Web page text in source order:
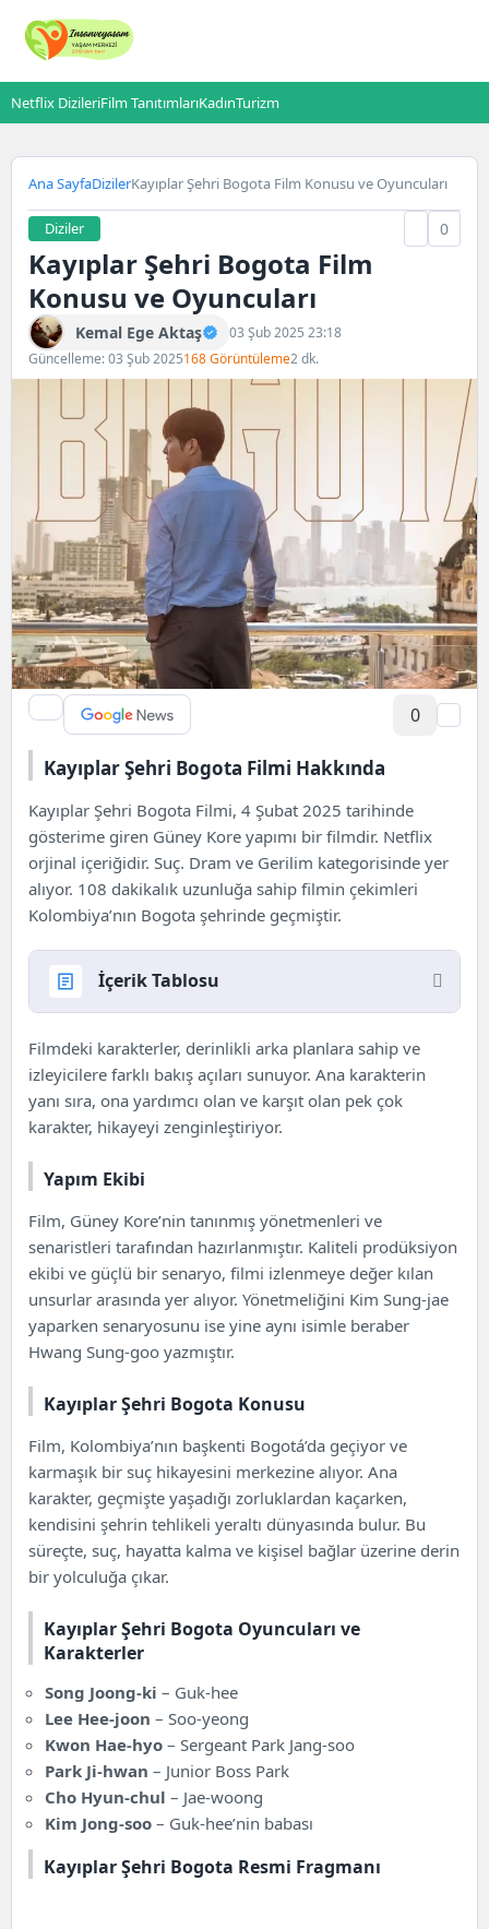
Netflix DizileriFilm TanıtımlarıKadınTurizm
Ana SayfaDizilerKayıplar Şehri Bogota Film Konusu ve Oyuncuları
Diziler 0
Kayıplar Şehri Bogota Film
Konusu ve Oyuncuları
Kemal Ege Aktaş
03 Şub 2025 23:18
Güncelleme: 03 Şub 2025168 Görüntüleme2 dk.
0
Kayıplar Şehri Bogota Filmi Hakkında
Kayıplar Şehri Bogota Filmi, 4 Şubat 2025 tarihinde
gösterime giren Güney Kore yapımı bir filmdir. Netflix
orjinal içeriğidir. Suç. Dram ve Gerilim kategorisinde yer
alıyor. 108 dakikalık uzunluğa sahip filmin çekimleri
Kolombiya’nın Bogota şehrinde geçmiştir.
İçerik Tablosu
Kayıplar Şehri Bogota Filmi Hakkında
Yapım Ekibi
Kayıplar Şehri Bogota Konusu
Kayıplar Şehri Bogota Oyuncuları ve
Kayıplar Şehri Bogota Resmi Fragmanı
Öne Çıkan Unsurlar
Filmdeki karakterler, derinlikli arka planlara sahip ve
izleyicilere farklı bakış açıları sunuyor. Ana karakterin
yanı sıra, ona yardımcı olan ve karşıt olan pek çok
karakter, hikayeyi zenginleştiriyor.
Yapım Ekibi
Film, Güney Kore’nin tanınmış yönetmenleri ve
senaristleri tarafından hazırlanmıştır. Kaliteli prodüksiyon
ekibi ve güçlü bir senaryo, filmi izlenmeye değer kılan
unsurlar arasında yer alıyor. Yönetmeliğini Kim Sung-jae
yaparken senaryosunu ise yine aynı isimle beraber
Hwang Sung-goo yazmıştır.
Kayıplar Şehri Bogota Konusu
Film, Kolombiya’nın başkenti Bogotá’da geçiyor ve
karmaşık bir suç hikayesini merkezine alıyor. Ana
karakter, geçmişte yaşadığı zorluklardan kaçarken,
kendisini şehrin tehlikeli yeraltı dünyasında bulur. Bu
süreçte, suç, hayatta kalma ve kişisel bağlar üzerine derin
bir yolculuğa çıkar.
Kayıplar Şehri Bogota Oyuncuları ve
Karakterler
Song Joong-ki – Guk-hee
Lee Hee-joon – Soo-yeong
Kwon Hae-hyo – Sergeant Park Jang-soo
Park Ji-hwan – Junior Boss Park
Cho Hyun-chul – Jae-woong
Kim Jong-soo – Guk-hee’nin babası
Kayıplar Şehri Bogota Resmi Fragmanı